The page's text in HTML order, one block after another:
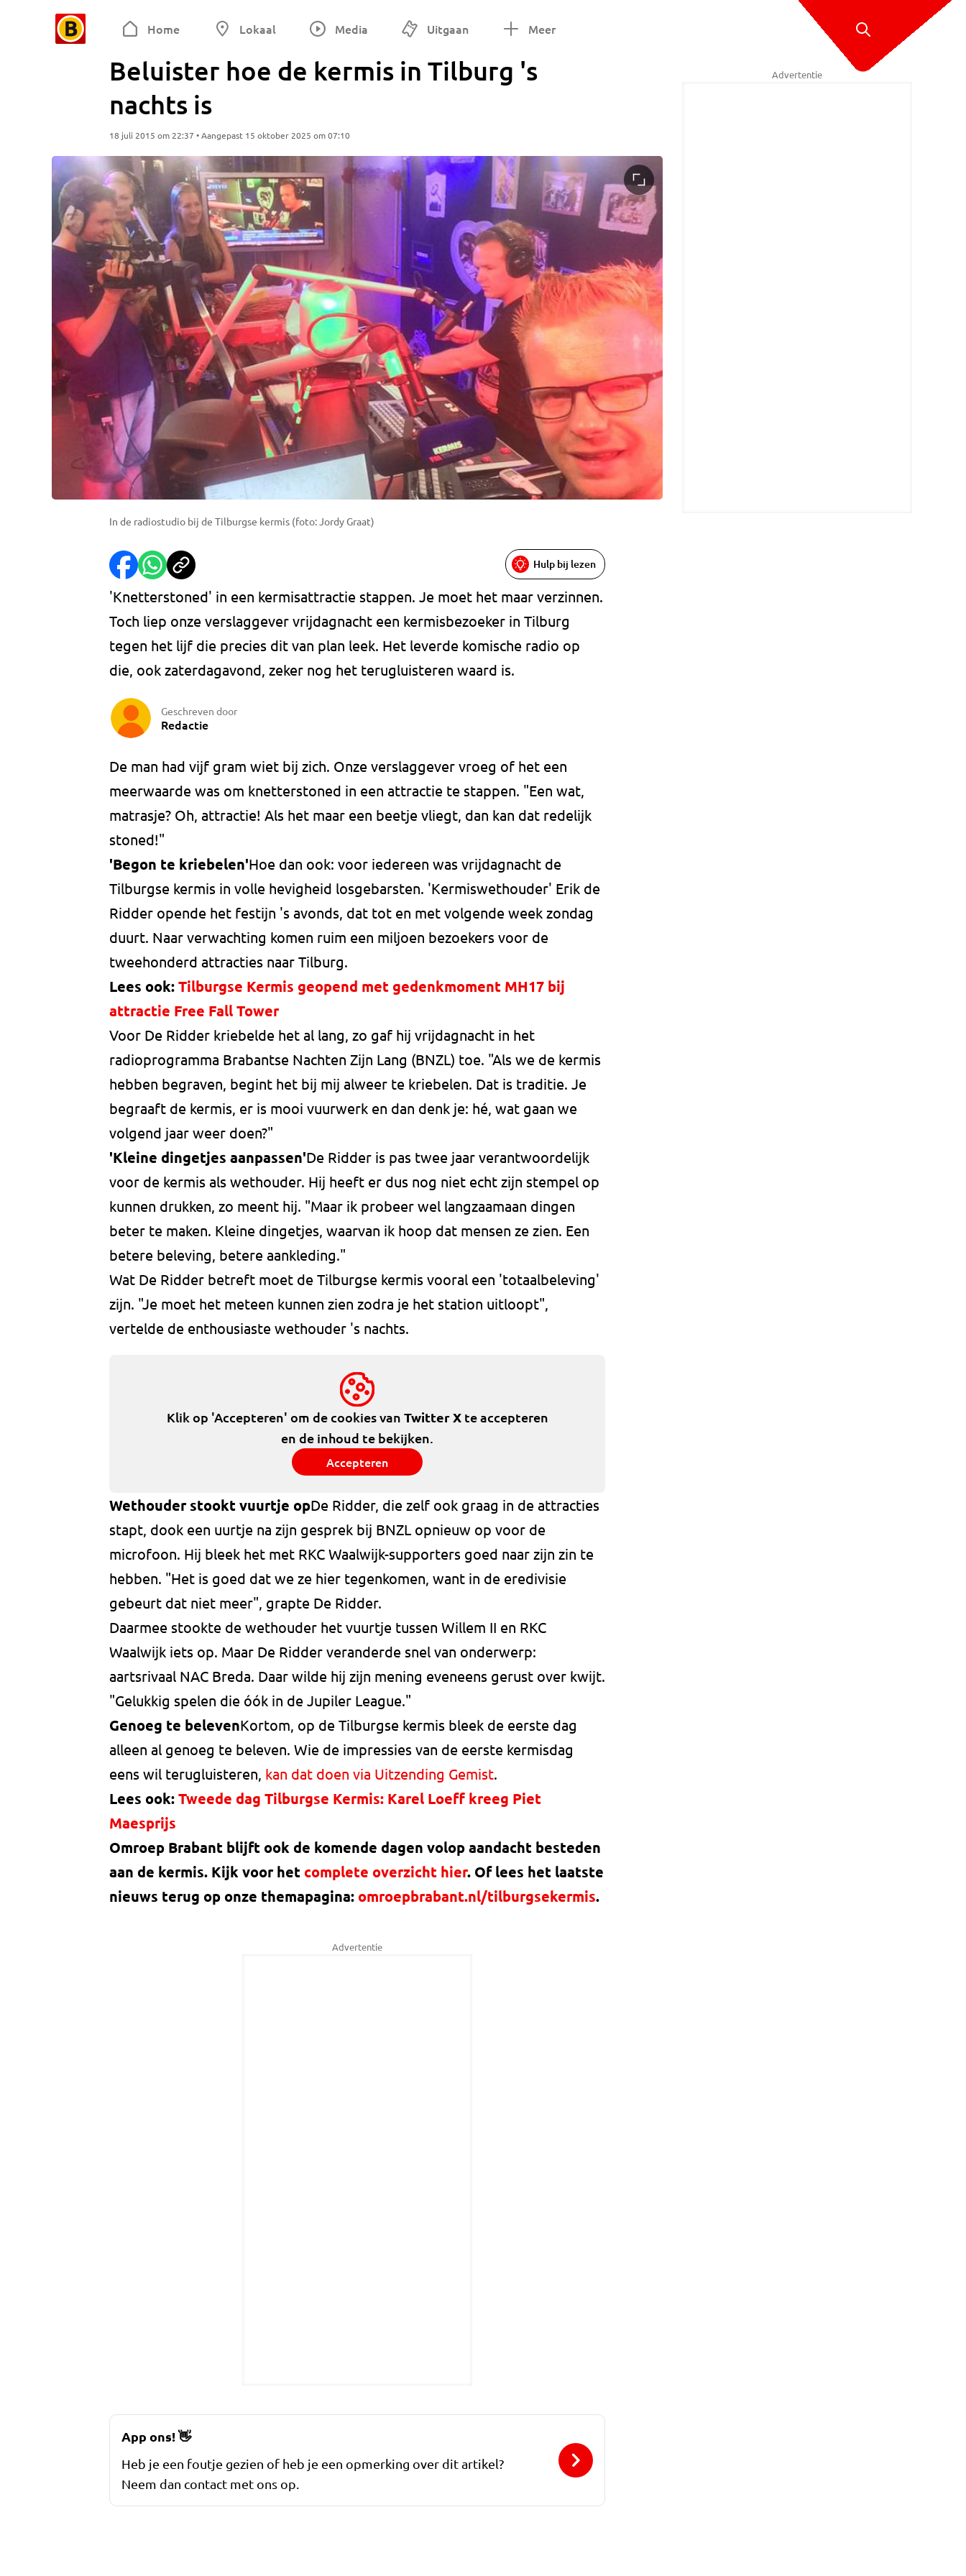
Home Lokaal Media Uitgaan Meer
Beluister hoe de kermis in Tilburg 's
nachts is
18 juli 2015 om 22:37 • Aangepast 15 oktober 2025 om 07:10
In de radiostudio bij de Tilburgse kermis (foto: Jordy Graat)
Hulp bij lezen
'Knetterstoned' in een kermisattractie stappen. Je moet het maar verzinnen.
Toch liep onze verslaggever vrijdagnacht een kermisbezoeker in Tilburg
tegen het lijf die precies dit van plan leek. Het leverde komische radio op
die, ook zaterdagavond, zeker nog het terugluisteren waard is.
Geschreven door
Redactie
De man had vijf gram wiet bij zich. Onze verslaggever vroeg of het een
meerwaarde was om knetterstoned in een attractie te stappen. "Een wat,
matrasje? Oh, attractie! Als het maar een beetje vliegt, dan kan dat redelijk
stoned!"
'Begon te kriebelen'Hoe dan ook: voor iedereen was vrijdagnacht de
Tilburgse kermis in volle hevigheid losgebarsten. 'Kermiswethouder' Erik de
Ridder opende het festijn 's avonds, dat tot en met volgende week zondag
duurt. Naar verwachting komen ruim een miljoen bezoekers voor de
tweehonderd attracties naar Tilburg.
Lees ook:Tilburgse Kermis geopend met gedenkmoment MH17 bij
attractie Free Fall Tower
Voor De Ridder kriebelde het al lang, zo gaf hij vrijdagnacht in het
radioprogramma Brabantse Nachten Zijn Lang (BNZL) toe. "Als we de kermis
hebben begraven, begint het bij mij alweer te kriebelen. Dat is traditie. Je
begraaft de kermis, er is mooi vuurwerk en dan denk je: hé, wat gaan we
volgend jaar weer doen?"
'Kleine dingetjes aanpassen'De Ridder is pas twee jaar verantwoordelijk
voor de kermis als wethouder. Hij heeft er dus nog niet echt zijn stempel op
kunnen drukken, zo meent hij. "Maar ik probeer wel langzaamaan dingen
beter te maken. Kleine dingetjes, waarvan ik hoop dat mensen ze zien. Een
betere beleving, betere aankleding."
Wat De Ridder betreft moet de Tilburgse kermis vooral een 'totaalbeleving'
zijn. "Je moet het meteen kunnen zien zodra je het station uitloopt",
vertelde de enthousiaste wethouder 's nachts.
Klik op 'Accepteren' om de cookies van Twitter Xte accepteren
en de inhoud te bekijken.
Accepteren
Wethouder stookt vuurtje opDe Ridder, die zelf ook graag in de attracties
stapt, dook een uurtje na zijn gesprek bij BNZL opnieuw op voor de
microfoon. Hij bleek het met RKC Waalwijk-supporters goed naar zijn zin te
hebben. "Het is goed dat we ze hier tegenkomen, want in de eredivisie
gebeurt dat niet meer", grapte De Ridder.
Daarmee stookte de wethouder het vuurtje tussen Willem II en RKC
Waalwijk iets op. Maar De Ridder veranderde snel van onderwerp:
aartsrivaal NAC Breda. Daar wilde hij zijn mening eveneens gerust over kwijt.
"Gelukkig spelen die óók in de Jupiler League."
Genoeg te belevenKortom, op de Tilburgse kermis bleek de eerste dag
alleen al genoeg te beleven. Wie de impressies van de eerste kermisdag
eens wil terugluisteren, kan dat doen via Uitzending Gemist.
Lees ook:Tweede dag Tilburgse Kermis: Karel Loeff kreeg Piet
Maesprijs
Omroep Brabant blijft ook de komende dagen volop aandacht besteden
aan de kermis. Kijk voor het complete overzicht hier. Of lees het laatste
nieuws terug op onze themapagina: omroepbrabant.nl/tilburgsekermis.
Advertentie
Advertentie
App ons!👋
Heb je een foutje gezien of heb je een opmerking over dit artikel?
Neem dan contact met ons op.